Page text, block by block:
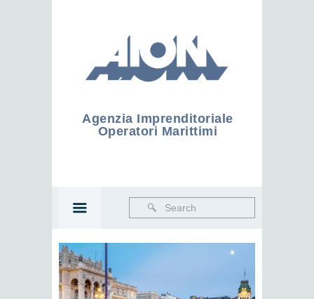
Agenzia Imprenditoriale
Operatori Marittimi